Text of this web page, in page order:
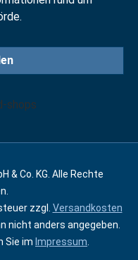
& Co. KG. Alle Rechte
zzgl. Versandkosten
nicht anders angegeben.
Sie im Impressum.